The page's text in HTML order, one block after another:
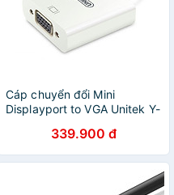
Cáp chuyển đổi Mini
Displayport to VGA Unitek Y-
339.900 đ